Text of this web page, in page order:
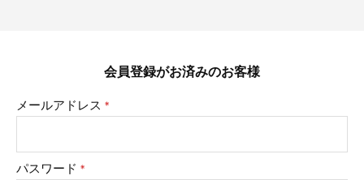
会員登録がお済みのお客様
メールアドレス
(必
パスワード